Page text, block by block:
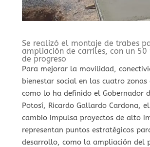
Se realizó el montaje de trabes
ampliación de carriles, con un 50
de progreso
Para mejorar la movilidad,
bienestar social en las cuatro zonas
como lo ha definido el Gobernador
Potosí, Ricardo Gallardo Cardona,
cambio impulsa proyectos de alto
representan puntos estratégicos
desarrollo, como la ampliación del